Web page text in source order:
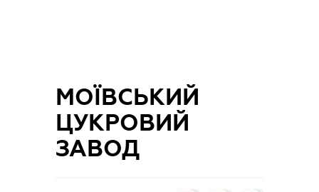
МОЇВСЬКИЙ
ЦУКРОВИЙ
ЗАВОД